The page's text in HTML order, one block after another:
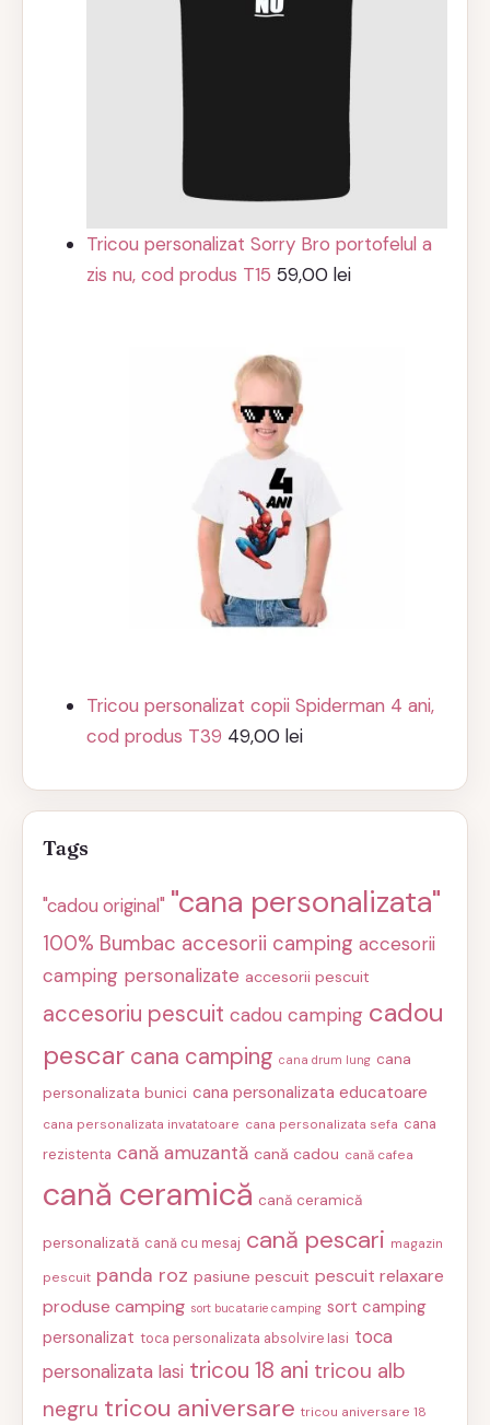
Tricou personalizat Sorry Bro portofelul a
zis nu, cod produs T15 59,00lei
Tricou personalizat copii Spiderman 4 ani,
cod produs T39 49,00lei
Tags
"cadou original" "cana personalizata"
100% Bumbac accesorii camping accesorii
camping personalizate accesorii pescuit
accesoriu pescuit cadou camping cadou
pescar cana camping cana drum lung cana
personalizata bunici cana personalizata educatoare
cana personalizata invatatoare cana personalizata sefa cana
rezistenta cană amuzantă cană cadou cană cafea
cană ceramică cană ceramică
personalizată cană cu mesaj cană pescari magazin
pescuit panda roz pasiune pescuit pescuit relaxare
produse camping sort bucatarie camping sort camping
personalizat toca personalizata absolvire Iasi toca
personalizata Iasi tricou 18 ani tricou alb
negru tricou aniversare tricou aniversare 18